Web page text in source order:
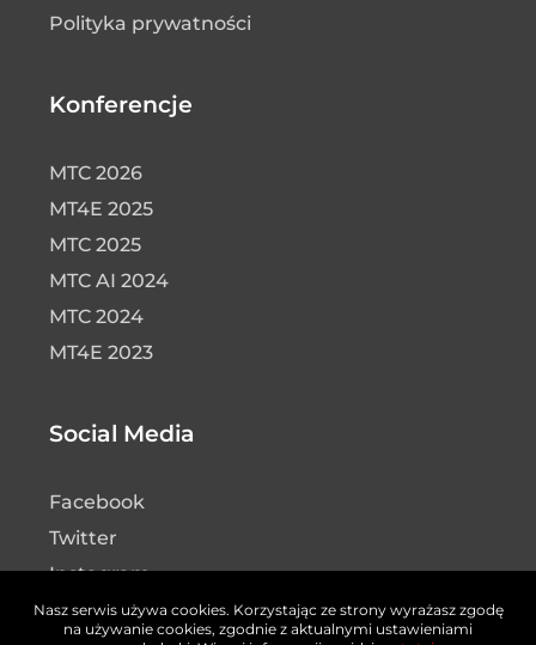
Polityka prywatności
Konferencje
MTC 2026
MT4E 2025
MTC 2025
MTC AI 2024
MTC 2024
MT4E 2023
Social Media
Facebook
Twitter
Instagram
LinkedIn
Nasz serwis używa cookies. Korzystając ze strony wyrażasz zgodę
na używanie cookies, zgodnie z aktualnymi ustawieniami